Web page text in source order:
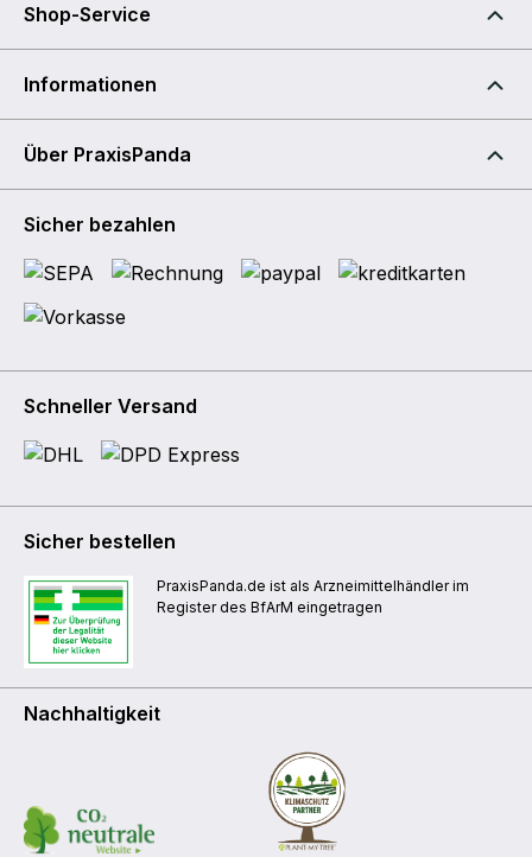
Shop-Service
Informationen
Über PraxisPanda
Sicher bezahlen
Schneller Versand
Sicher bestellen
PraxisPanda.de ist als Arzneimittelhändler im
Register des BfArM eingetragen
Nachhaltigkeit